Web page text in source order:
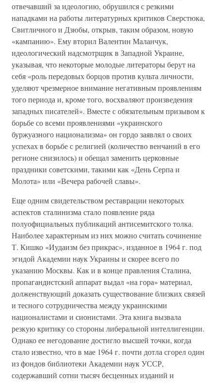
отвечавший за идеологию, обрушился с резкими
нападками на работы литературных критиков Сверстюка,
Свитличного и Дзюбы, открыв, таким образом, новую
«кампанию». Ему вторил Валентин Маланчук,
идеологический надсмотрщик в Западной Украине,
указывая, что некоторые молодые литераторы берут на
себя «роль передовых борцов против культа личности,
уделяют чрезмерное внимание негативным проявлениям
того периода и, кроме того, восхваляют произведения
западных писателей». Вместе с обязательным призывом к
борьбе со всеми проявлениями «украинского
буржуазного национализма» он гордо заявлял о своих
успехах в борьбе с религией (количество венчаний в его
регионе снизилось) и обещал заменить церковные
праздники советскими, такими как «День Серпа и
Молота» или «Вечера рабочей славы».
Еще одним свидетельством реставрации некоторых
аспектов сталинизма стало появление ряда
полуофициальных публикаций антисемитского толка.
Наиболее характерным из них можно считать сочинение
Т. Кишко «Иудаизм без прикрас», изданное в 1964 г. под
эгидой Академии наук Украины и скорее всего по
указанию Москвы. Как и в конце правления Сталина,
пропагандистский аппарат выдал «на гора» материал,
долженствующий доказать существование близких связей
и тесного сотрудничества между украинскими
националистами и сионистами. Эта книга вызвала
резкую критику со стороны либеральной интеллигенции.
Однако ее негодование достигло высшей точки, когда
стало известно, что в мае 1964 г. почти дотла сгорел один
из фондов библиотеки Академии наук УССР,
содержавший сотни тысяч бесценных изданий и